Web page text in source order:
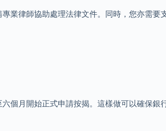
業律師協助處理法律文件。同時，您亦需要
個月開始正式申請按揭。這樣做可以確保銀